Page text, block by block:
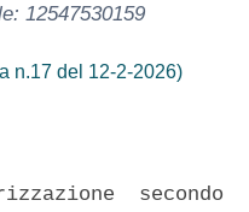
12547530159
n.17 del 12-2-2026)
secondo